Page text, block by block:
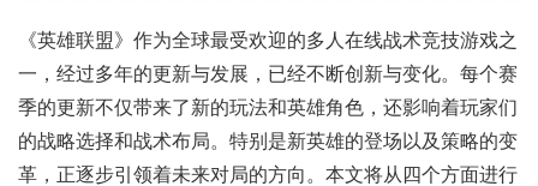
《英雄联盟》作为全球最受欢迎的多人在线战术竞技游戏之
一，经过多年的更新与发展，已经不断创新与变化。每个赛
季的更新不仅带来了新的玩法和英雄角色，还影响着玩家们
的战略选择和战术布局。特别是新英雄的登场以及策略的变
革，正逐步引领着未来对局的方向。本文将从四个方面进行